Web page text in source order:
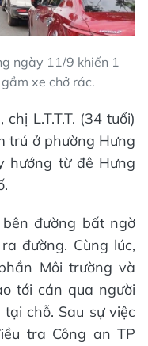
ngày 11/9 khiến 1
xe chở rác.
L.T.T.T. (34 tuổi)
trú ở phường Hưng
hướng từ đê Hưng
đường bất ngờ
đường. Cùng lúc,
Môi trường và
tới cán qua người
chỗ. Sau sự việc
tra Công an TP